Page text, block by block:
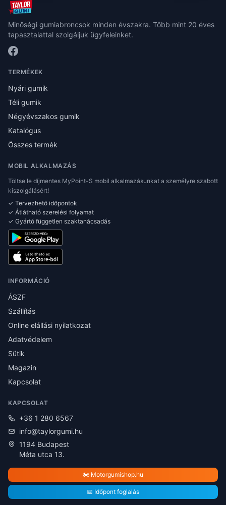
Minőségi gumiabroncsok minden évszakra. Több mint 20 éves
tapasztalattal szolgáljuk ügyfeleinket.
TERMÉKEK
Nyári gumik
Téli gumik
Négyévszakos gumik
Katalógus
Összes termék
MOBIL ALKALMAZÁS
Töltse le díjmentes MyPoint-S mobil alkalmazásunkat a személyre szabott
kiszolgálásért!
✓ Tervezhető időpontok
✓ Átlátható szerelési folyamat
✓ Gyártó független szaktanácsadás
INFORMÁCIÓ
ÁSZF
Szállítás
Online elállási nyilatkozat
Adatvédelem
Sütik
Magazin
Kapcsolat
KAPCSOLAT
+36 1 280 6567
info@taylorgumi.hu
1194 Budapest
Méta utca 13.
🏍️ Motorgumishop.hu
📅 Időpont foglalás